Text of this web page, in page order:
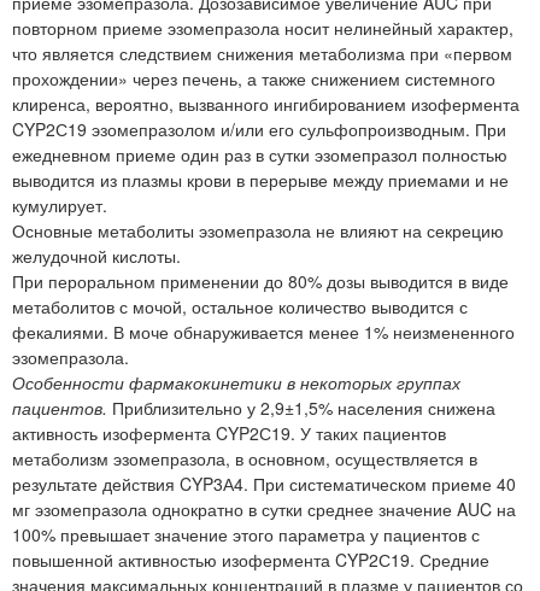
повторном приеме эзомепразола носит нелинейный характер,
что является следствием снижения метаболизма при «первом
прохождении» через печень, а также снижением системного
клиренса, вероятно, вызванного ингибированием изофермента
CYP2С19 эзомепразолом и/или его сульфопроизводным. При
ежедневном приеме один раз в сутки эзомепразол полностью
выводится из плазмы крови в перерыве между приемами и не
кумулирует.
Основные метаболиты эзомепразола не влияют на секрецию
желудочной кислоты.
При пероральном применении до 80% дозы выводится в виде
метаболитов с мочой, остальное количество выводится с
фекалиями. В моче обнаруживается менее 1% неизмененного
эзомепразола.
Особенности фармакокинетики в некоторых группах
пациентов. Приблизительно у 2,9±1,5% населения снижена
активность изофермента CYP2С19. У таких пациентов
метаболизм эзомепразола, в основном, осуществляется в
результате действия CYP3А4. При систематическом приеме 40
мг эзомепразола однократно в сутки среднее значение AUC на
100% превышает значение этого параметра у пациентов с
повышенной активностью изофермента CYP2С19. Средние
значения максимальных концентраций в плазме у пациентов со